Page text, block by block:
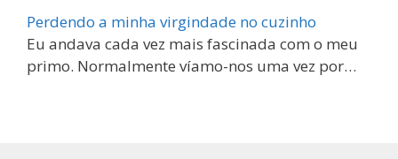
Perdendo a minha virgindade no cuzinho
Eu andava cada vez mais fascinada com o meu
primo. Normalmente víamo-nos uma vez por…